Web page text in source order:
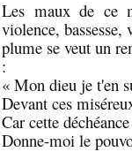
Les maux de ce
violence,
plume se veut un
:
« Mon dieu je t'en
Devant ces
Car cette
Donne-moi le